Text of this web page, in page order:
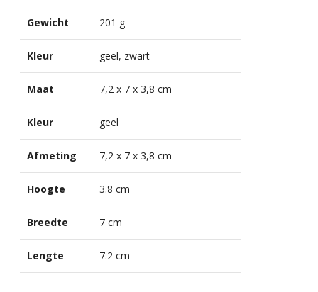
Gewicht 201 g
Kleur geel, zwart
Maat 7,2 x 7 x 3,8 cm
Kleur geel
Afmeting 7,2 x 7 x 3,8 cm
Hoogte 3.8 cm
Breedte 7 cm
Lengte 7.2 cm